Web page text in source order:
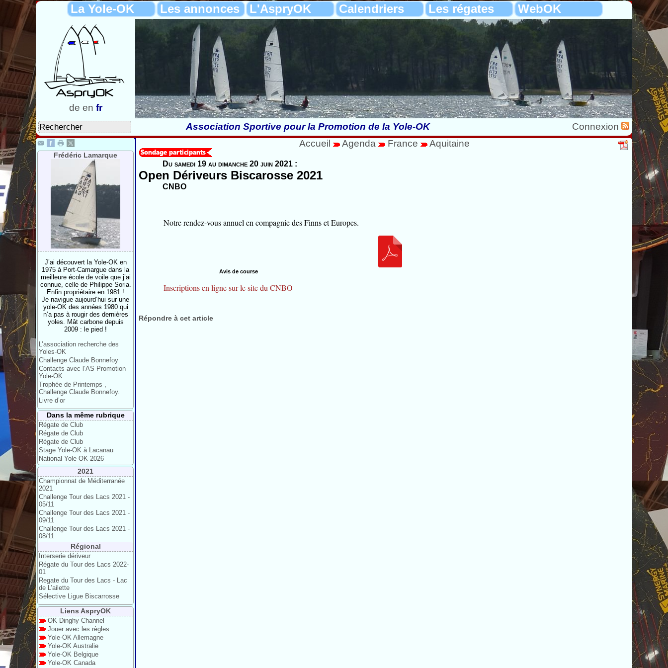
La Yole-OK Les annonces L'AspryOK Calendriers Les régates WebOK
de en fr
Association Sportive pour la Promotion de la Yole-OK
Connexion
Frédéric Lamarque
J’ai découvert la Yole-OK en
1975 à Port-Camargue dans la
meilleure école de voile que j’ai
connue, celle de Philippe Soria.
Enfin propriétaire en 1981 !
Je navigue aujourd’hui sur une
yole-OK des années 1980 qui
n’a pas à rougir des dernières
yoles. Mât carbone depuis
2009 : le pied !
L’association recherche des
Yoles-OK
Challenge Claude Bonnefoy
Contacts avec l’AS Promotion
Yole-OK
Trophée de Printemps ,
Challenge Claude Bonnefoy.
Livre d’or
Dans la même rubrique
Régate de Club
Régate de Club
Régate de Club
Stage Yole-OK à Lacanau
National Yole-OK 2026
2021
Championnat de Méditerranée
2021
Challenge Tour des Lacs 2021 -
05/11
Challenge Tour des Lacs 2021 -
09/11
Challenge Tour des Lacs 2021 -
08/11
Régional
Interserie dériveur
Régate du Tour des Lacs 2022-
01
Regate du Tour des Lacs - Lac
de L’ailette
Sélective Ligue Biscarrosse
Liens AspryOK
OK Dinghy Channel
Jouer avec les règles
Yole-OK Allemagne
Yole-OK Australie
Yole-OK Belgique
Yole-OK Canada
Accueil Agenda France Aquitaine
Du samedi 19 au dimanche 20 juin 2021 :
Open Dériveurs Biscarosse 2021
CNBO
Notre rendez-vous annuel en compagnie des Finns et Europes.
Avis de course
Inscriptions en ligne sur le site du CNBO
Répondre à cet article